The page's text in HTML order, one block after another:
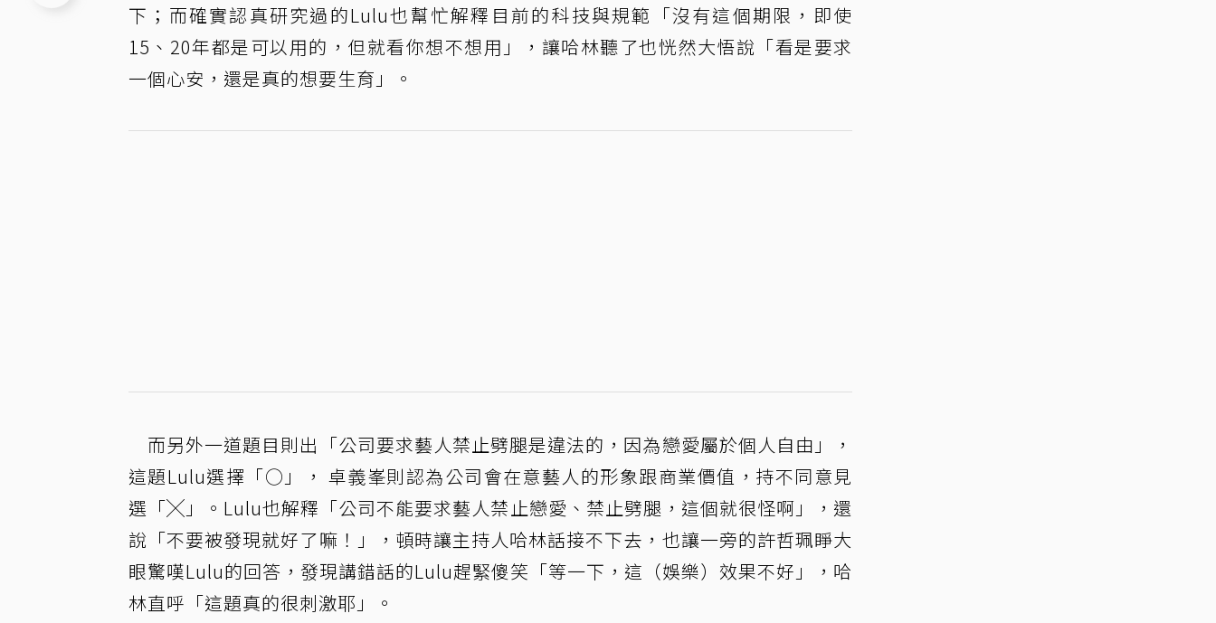
下；而確實認真研究過的Lulu也幫忙解釋目前的科技與規範「沒有這個期限，即使
15、20年都是可以用的，但就看你想不想用」，讓哈林聽了也恍然大悟說「看是要求
一個心安，還是真的想要生育」。
而另外一道題目則出「公司要求藝人禁止劈腿是違法的，因為戀愛屬於個人自由」，
這題Lulu選擇「○」， 卓義峯則認為公司會在意藝人的形象跟商業價值，持不同意見
選「╳」。Lulu也解釋「公司不能要求藝人禁止戀愛、禁止劈腿，這個就很怪啊」，還
說「不要被發現就好了嘛！」，頓時讓主持人哈林話接不下去，也讓一旁的許哲珮睜大
眼驚嘆Lulu的回答，發現講錯話的Lulu趕緊傻笑「等一下，這（娛樂）效果不好」，哈
林直呼「這題真的很刺激耶」。